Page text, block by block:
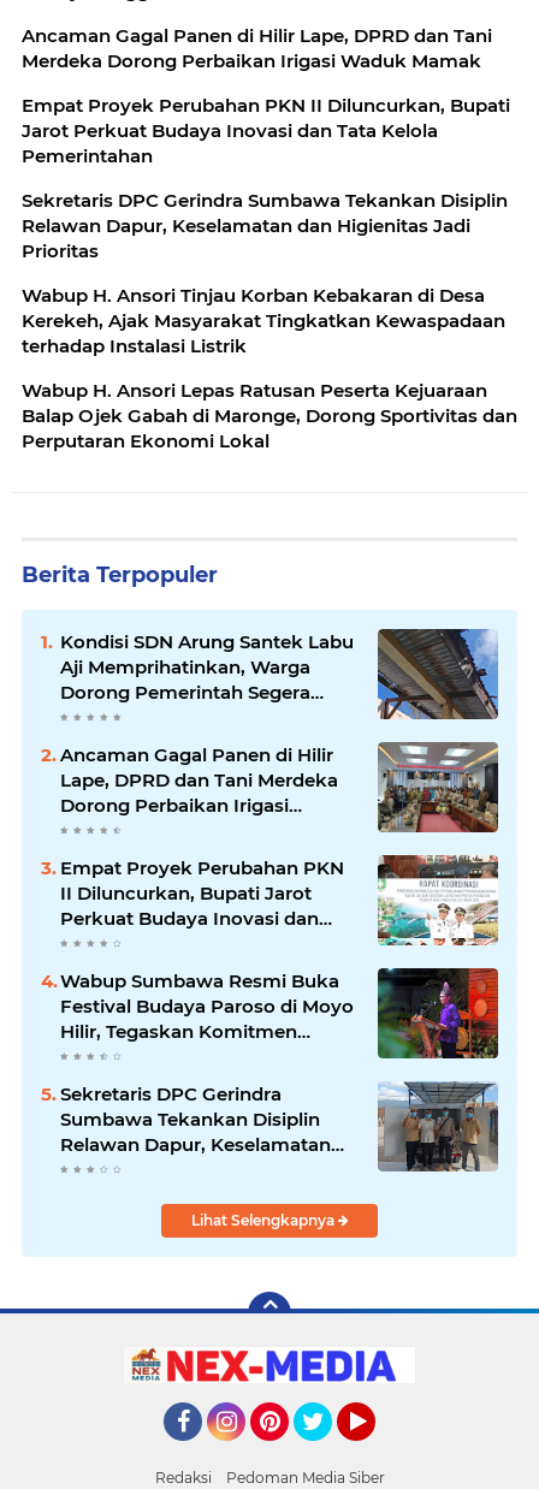
Ancaman Gagal Panen di Hilir Lape, DPRD dan Tani
Merdeka Dorong Perbaikan Irigasi Waduk Mamak
Empat Proyek Perubahan PKN II Diluncurkan, Bupati
Jarot Perkuat Budaya Inovasi dan Tata Kelola
Pemerintahan
Sekretaris DPC Gerindra Sumbawa Tekankan Disiplin
Relawan Dapur, Keselamatan dan Higienitas Jadi
Prioritas
Wabup H. Ansori Tinjau Korban Kebakaran di Desa
Kerekeh, Ajak Masyarakat Tingkatkan Kewaspadaan
terhadap Instalasi Listrik
Wabup H. Ansori Lepas Ratusan Peserta Kejuaraan
Balap Ojek Gabah di Maronge, Dorong Sportivitas dan
Perputaran Ekonomi Lokal
Berita Terpopuler
Kondisi SDN Arung Santek Labu
Aji Memprihatinkan, Warga
Dorong Pemerintah Segera
Lakukan Asesmen dan
Ancaman Gagal Panen di Hilir
Lape, DPRD dan Tani Merdeka
Dorong Perbaikan Irigasi
Waduk Mamak
Empat Proyek Perubahan PKN
II Diluncurkan, Bupati Jarot
Perkuat Budaya Inovasi dan
Tata Kelola Pemerintahan
Wabup Sumbawa Resmi Buka
Festival Budaya Paroso di Moyo
Hilir, Tegaskan Komitmen
Pelestarian Budaya hingga
Sekretaris DPC Gerindra
Sumbawa Tekankan Disiplin
Relawan Dapur, Keselamatan
dan Higienitas Jadi Prioritas
Lihat Selengkapnya
Redaksi Pedoman Media Siber